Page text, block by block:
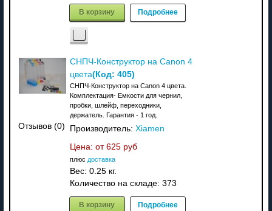
В корзину Подробнее
Отзывов (0)
СНПЧ-Конструктор на Canon 4
цвета(Код: 405)
СНПЧ-Конструктор на Canon 4 цвета.
Комплектация- Емкости для чернил,
пробки, шлейф, переходники,
держатель. Гарантия - 1 год.
Производитель: Xiamen
Цена: от 625 руб
плюс доставка
Вес: 0.25 кг.
Количество на складе: 373
В корзину Подробнее